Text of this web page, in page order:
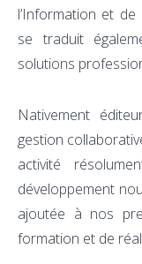
l’Information et
se traduit
solutions
Nativement
gestion
activité
développement
ajoutée à nos
formation et de